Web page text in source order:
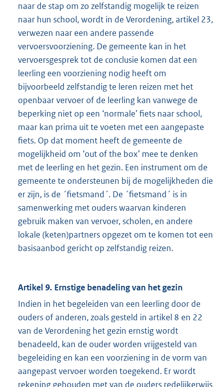
naar de stap om zo zelfstandig mogelijk te reizen
naar hun school, wordt in de Verordening, artikel 23,
verwezen naar een andere passende
vervoersvoorziening. De gemeente kan in het
vervoersgesprek tot de conclusie komen dat een
leerling een voorziening nodig heeft om
bijvoorbeeld zelfstandig te leren reizen met het
openbaar vervoer of de leerling kan vanwege de
beperking niet op een ‘normale’ fiets naar school,
maar kan prima uit te voeten met een aangepaste
fiets. Op dat moment heeft de gemeente de
mogelijkheid om ‘out of the box’ mee te denken
met de leerling en het gezin. Een instrument om de
gemeente te ondersteunen bij de mogelijkheden die
er zijn, is de ´fietsmand´. De ´fietsmand´ is in
samenwerking met ouders waarvan kinderen
gebruik maken van vervoer, scholen, en andere
lokale (keten)partners opgezet om te komen tot een
basisaanbod gericht op zelfstandig reizen.
Artikel 9. Ernstige benadeling van het gezin
Indien in het begeleiden van een leerling door de
ouders of anderen, zoals gesteld in artikel 8 en 22
van de Verordening het gezin ernstig wordt
benadeeld, kan de ouder worden vrijgesteld van
begeleiding en kan een voorziening in de vorm van
aangepast vervoer worden toegekend. Er wordt
rekening gehouden met van de ouders redelijkerwijs